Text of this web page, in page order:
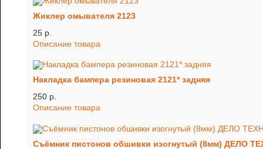
Жиклер омывателя 2123
25 p.
Описание товара
Накладка бампера резиновая 2121* задняя
250 p.
Описание товара
Съёмник пистонов обшивки изогнутый (8мм) ДЕЛО